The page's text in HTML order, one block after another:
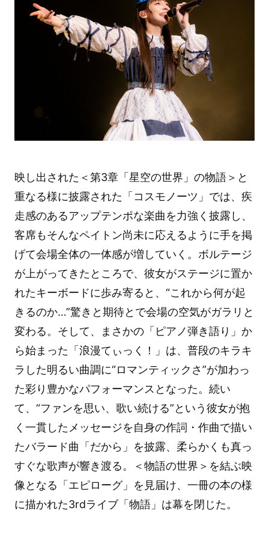
映し出された＜第3章「星空の世界」の物語＞と
重なる様に披露された「コスモノーツ」では、疾
走感のあるアップテンポな楽曲を力強く披露し、
客席もそんなペイトン尚未に応えるように手を掲
げて会場全体の一体感が増していく。ボルテージ
が上がってきたところで、彼女がステージに置か
れたキーボードに歩み寄ると、“これから何が起
きるのか…”驚きと期待とで会場の空気がガラリと
変わる。そして、まさかの「ピアノ弾き語り」か
ら始まった「浪漫てぃっく！」は、普段のキラキ
ラした明るい曲調に“ロマンティックさ”が加わっ
た彩り豊かなパフォーマンスとなった。続い
て、“ファンを思い、歌い続ける”という彼女が抱
く一貫したメッセージを自身の作詞・作曲で描い
たバラード曲「だから」を披露、柔らかくも真っ
すぐな歌声が響き渡る。＜物語の世界＞を結ぶ映
像となる「エピローグ」を見届け、一冊の本の様
に描かれた3rdライブ「物語」は幕を閉じた。